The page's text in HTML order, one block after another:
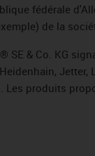
fédérale
de la
SE & Co. KG
Les produits